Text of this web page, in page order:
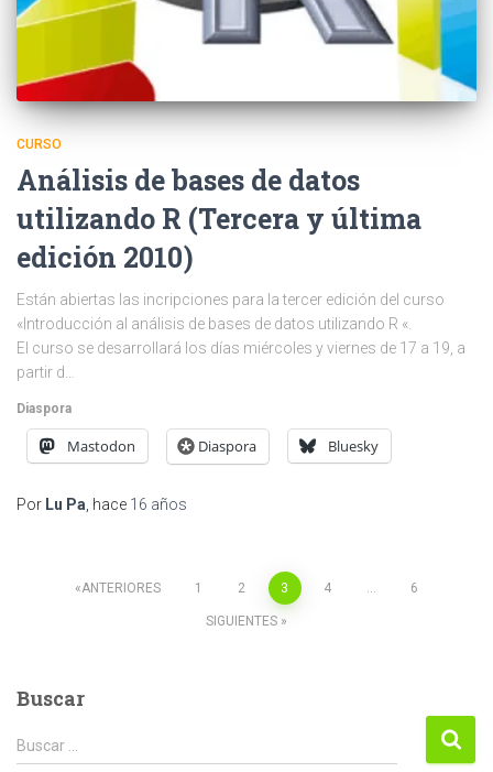
CURSO
Análisis de bases de datos
utilizando R (Tercera y última
edición 2010)
Están abiertas las incripciones para la tercer edición del curso
«Introducción al análisis de bases de datos utilizando R «.
El curso se desarrollará los días miércoles y viernes de 17 a 19, a
partir d…
Diaspora
Mastodon Diaspora Bluesky
Por Lu Pa , hace 16 años
Paginación
entradas
ANTERIORES 1 2 3 4 6
SIGUIENTES
Buscar
Buscar:
Buscar …